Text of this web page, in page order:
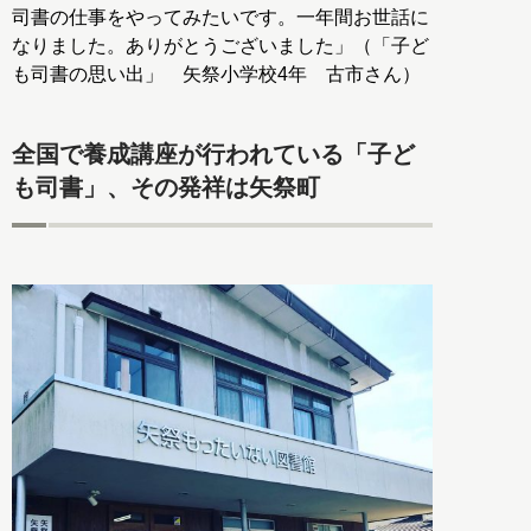
司書の仕事をやってみたいです。一年間お世話に
なりました。ありがとうございました」（「子ど
も司書の思い出」 矢祭小学校4年 古市さん）
全国で養成講座が行われている「子ど
も司書」、その発祥は矢祭町